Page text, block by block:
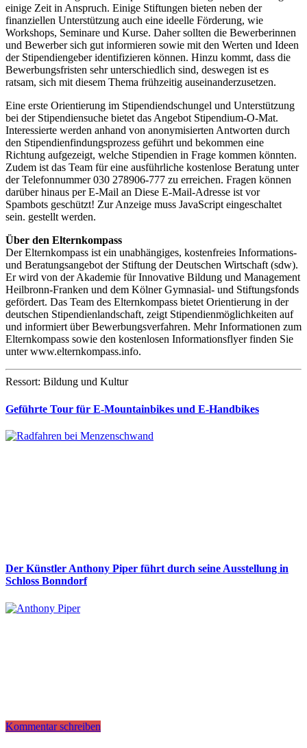
einige Zeit in Anspruch. Einige Stiftungen bieten neben der
finanziellen Unterstützung auch eine ideelle Förderung, wie
Workshops, Seminare und Kurse. Daher sollten die Bewerberinnen
und Bewerber sich gut informieren sowie mit den Werten und Ideen
der Stipendiengeber identifizieren können. Hinzu kommt, dass die
Bewerbungsfristen sehr unterschiedlich sind, deswegen ist es
ratsam, sich mit diesem Thema frühzeitig auseinanderzusetzen.
Eine erste Orientierung im Stipendiendschungel und Unterstützung
bei der Stipendiensuche bietet das Angebot Stipendium-O-Mat.
Interessierte werden anhand von anonymisierten Antworten durch
den Stipendienfindungsprozess geführt und bekommen eine
Richtung aufgezeigt, welche Stipendien in Frage kommen könnten.
Zudem ist das Team für eine ausführliche kostenlose Beratung unter
der Telefonnummer 030 278906-777 zu erreichen. Fragen können
darüber hinaus per E-Mail an Diese E-Mail-Adresse ist vor
Spambots geschützt! Zur Anzeige muss JavaScript eingeschaltet
sein. gestellt werden.
Über den Elternkompass
Der Elternkompass ist ein unabhängiges, kostenfreies Informations-
und Beratungsangebot der Stiftung der Deutschen Wirtschaft (sdw).
Er wird von der Akademie für Innovative Bildung und Management
Heilbronn-Franken und dem Kölner Gymnasial- und Stiftungsfonds
gefördert. Das Team des Elternkompass bietet Orientierung in der
deutschen Stipendienlandschaft, zeigt Stipendienmöglichkeiten auf
und informiert über Bewerbungsverfahren. Mehr Informationen zum
Elternkompass sowie den kostenlosen Informationsflyer finden Sie
unter www.elternkompass.info.
Ressort: Bildung und Kultur
Geführte Tour für E-Mountainbikes und E-Handbikes
Der Künstler Anthony Piper führt durch seine Ausstellung in
Schloss Bonndorf
Kommentar schreiben